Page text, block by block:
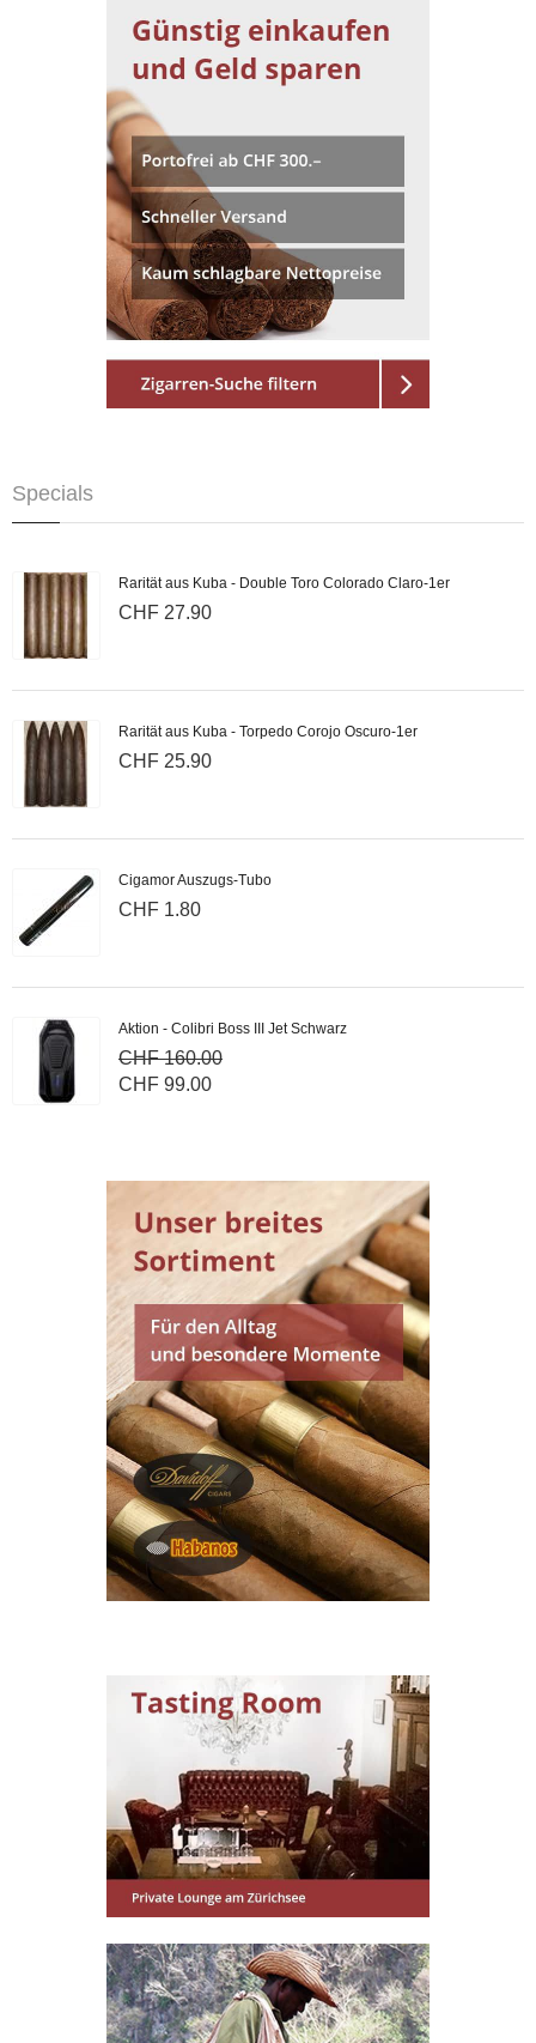
Specials
Rarität aus Kuba - Double Toro Colorado Claro-1er
CHF 27.90
Rarität aus Kuba - Torpedo Corojo Oscuro-1er
CHF 25.90
Cigamor Auszugs-Tubo
CHF 1.80
Aktion - Colibri Boss III Jet Schwarz
CHF 160.00
CHF 99.00